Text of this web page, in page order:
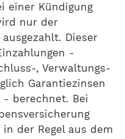
einer Kündigung
nur der
Dieser
-
, Verwaltungs-
Garantiezinsen
- berechnet. Bei
der Regel aus dem